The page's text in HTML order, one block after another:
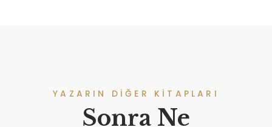
YAZARIN DIĞER KITAPLARI
Sonra Ne